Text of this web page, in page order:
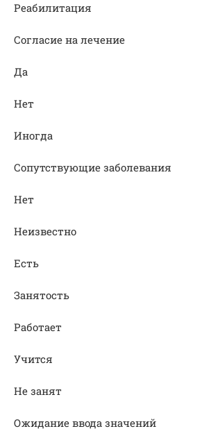
Реабилитация
Согласие на лечение
Да
Нет
Иногда
Сопутствующие заболевания
Нет
Неизвестно
Есть
Занятость
Работает
Учится
Не занят
Ожидание ввода значений